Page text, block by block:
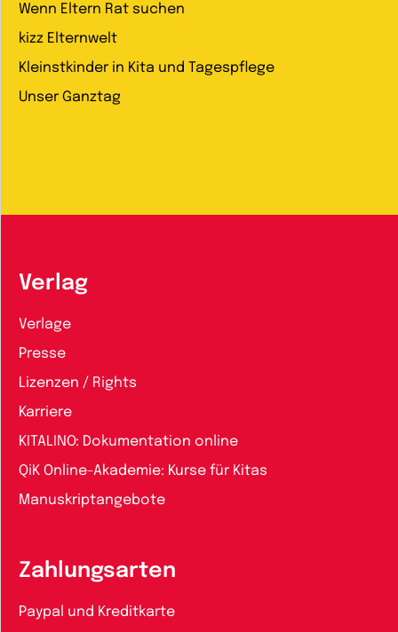
Wenn Eltern Rat suchen
kizz Elternwelt
Kleinstkinder in Kita und Tagespflege
Unser Ganztag
Verlag
Verlage
Presse
Lizenzen / Rights
Karriere
KITALINO: Dokumentation online
QiK Online-Akademie: Kurse für Kitas
Manuskriptangebote
Zahlungsarten
Paypal und Kreditkarte